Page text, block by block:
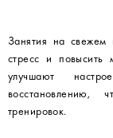
Занятия на свежем
стресс и повысить
улучшают
восстановлению,
тренировок.